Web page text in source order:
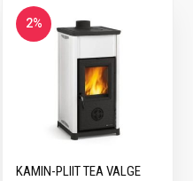
2%
KAMIN-PLIIT TEA VALGE